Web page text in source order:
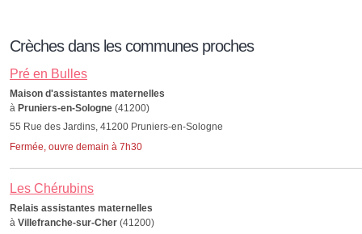
Crèches dans les communes proches
Pré en Bulles
Maison d'assistantes maternelles
à Pruniers-en-Sologne (41200)
55 Rue des Jardins, 41200 Pruniers-en-Sologne
Fermée, ouvre demain à 7h30
Les Chérubins
Relais assistantes maternelles
à Villefranche-sur-Cher (41200)